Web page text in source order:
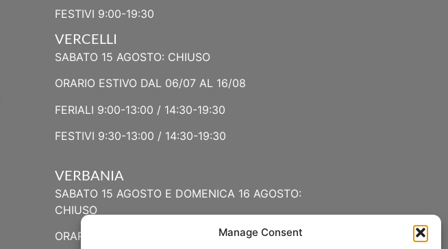
Manage Consent
FESTIVI 9:00-19:30
VERCELLI
SABATO 15 AGOSTO: CHIUSO
ORARIO ESTIVO DAL 06/07 AL 16/08
FERIALI 9:00-13:00 / 14:30-19:30
FESTIVI 9:30-13:00 / 14:30-19:30
VERBANIA
SABATO 15 AGOSTO E DOMENICA 16 AGOSTO:
CHIUSO
ORARIO ESTIVO LUGLIO E AGOSTO